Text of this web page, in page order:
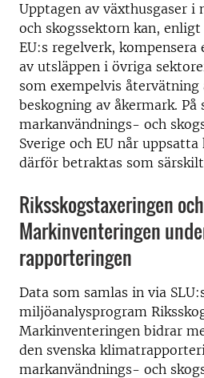
Upptagen av växthusgaser i
och skogssektorn kan, enligt
EU:s regelverk, kompensera
av utsläppen i övriga
som exempelvis
beskogning av åkermark. På
markanvändnings- och
Sverige och EU når
därför betraktas som
Riksskogstaxeringen och
Markinventeringen
rapporteringen
Data som samlas in via
miljöanalysprogram
Markinventeringen bidrar
den svenska
markanvändnings- och